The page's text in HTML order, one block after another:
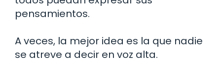
pensamientos.
A veces, la mejor idea es la que nadie
se atreve a decir en voz alta.